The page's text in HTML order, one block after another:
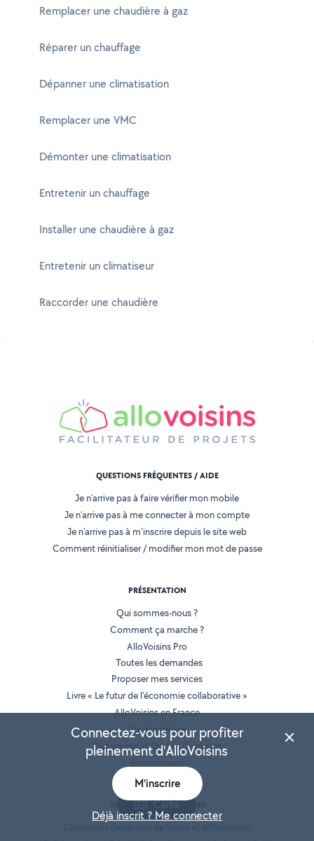
Remplacer une chaudière à gaz
Réparer un chauffage
Dépanner une climatisation
Remplacer une VMC
Démonter une climatisation
Entretenir un chauffage
Installer une chaudière à gaz
Entretenir un climatiseur
Raccorder une chaudière
Carte
QUESTIONS FRÉQUENTES / AIDE
Je n'arrive pas à faire vérifier mon mobile
Je n'arrive pas à me connecter à mon compte
Je n'arrive pas à m'inscrire depuis le site web
Comment réinitialiser / modifier mon mot de passe
PRÉSENTATION
Qui sommes-nous ?
Comment ça marche ?
AlloVoisins Pro
Toutes les demandes
Proposer mes services
Livre « Le futur de l'économie collaborative »
AlloVoisins en France
Espace presse
Partenaires et Grands Comptes
Connectez-vous pour profiter
pleinement d'AlloVoisins
M'inscrire
Déjà inscrit ? Me connecter